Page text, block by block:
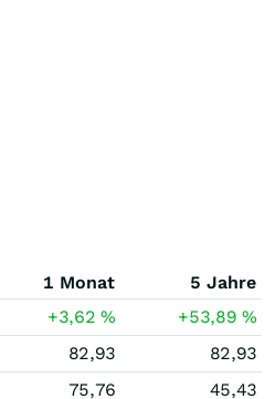
1 Monat
5 Jahre
+3,62% +53,89%
82,93
82,93
75,76
45,43